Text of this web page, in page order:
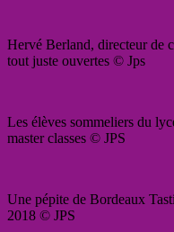
Hervé Berland, directeur de
tout juste ouvertes © Jps
Les élèves sommeliers du
master classes © JPS
Une pépite de Bordeaux
2018 © JPS